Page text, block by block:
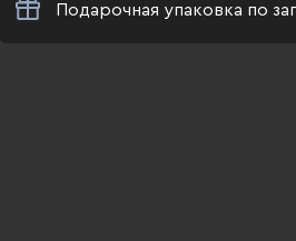
Подарочная упаковка по